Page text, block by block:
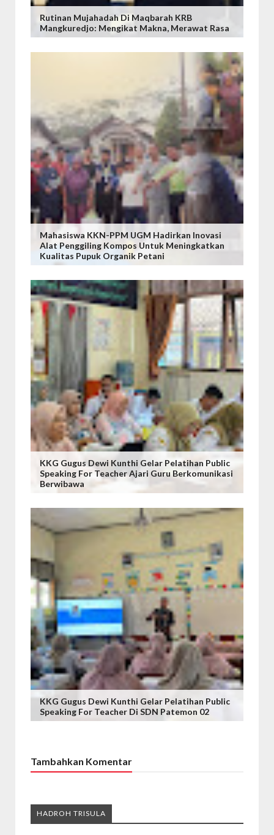
Rutinan Mujahadah Di Maqbarah KRB
Mangkuredjo: Mengikat Makna, Merawat Rasa
Mahasiswa KKN-PPM UGM Hadirkan Inovasi
Alat Penggiling Kompos Untuk Meningkatkan
Kualitas Pupuk Organik Petani
KKG Gugus Dewi Kunthi Gelar Pelatihan Public
Speaking For Teacher Ajari Guru Berkomunikasi
Berwibawa
KKG Gugus Dewi Kunthi Gelar Pelatihan Public
Speaking For Teacher Di SDN Patemon 02
Tambahkan Komentar
HADROH TRISULA